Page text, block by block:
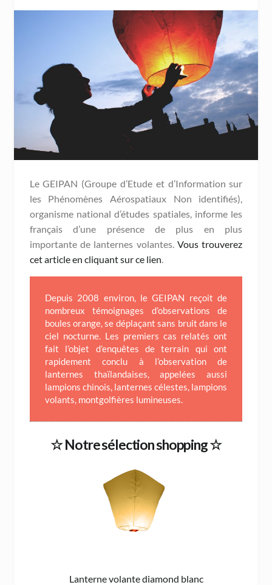
Le GEIPAN (Groupe d’Etude et d’Information sur
les Phénomènes Aérospatiaux Non identifiés),
organisme national d’études spatiales, informe les
français d’une présence de plus en plus
importante de lanternes volantes.Vous trouverez
cet article en cliquant sur ce lien.
Depuis 2008 environ, le GEIPAN reçoit de
nombreux témoignages d’observations de
boules orange, se déplaçant sans bruit dans le
ciel nocturne. Les premiers cas relatés ont
fait l’objet d’enquêtes de terrain qui ont
rapidement conclu à l’observation de
lanternes thaïlandaises, appelées aussi
lampions chinois, lanternes célestes, lampions
volants, montgolfières lumineuses.
☆ Notre sélection shopping ☆
Lanterne volante diamond blanc